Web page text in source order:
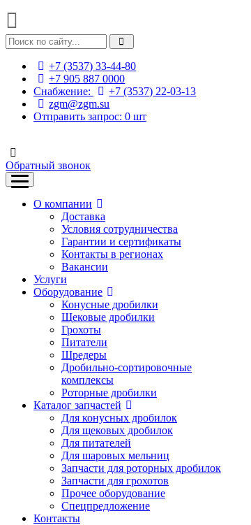
+7 (3537) 33-44-80
+7 905 887 0000
Снабжение:
+7 (3537) 22-03-13
zgm@zgm.su
Отправить запрос: 0 шт
Обратный звонок
О компании
Доставка
Условия сотрудничества
Гарантии и сертификаты
Контакты в регионах
Вакансии
Услуги
Оборудование
Конусные дробилки
Щековые дробилки
Грохоты
Питатели
Шредеры
Дробильно-сортировочные
комплексы
Роторные дробилки
Каталог запчастей
Для конусных дробилок
Для щековых дробилок
Для питателей
Для шаровых мельниц
Запчасти для роторных дробилок
Запчасти для грохотов
Прочее оборудование
Спецпредложение
Контакты